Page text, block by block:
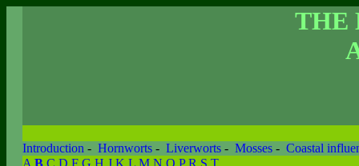
THE
Introduction - Hornworts - Liverworts - Mosses - Coastal
A B C D F G H J K L M N O P R S T